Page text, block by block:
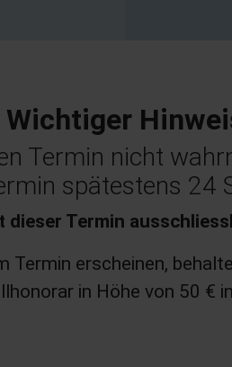
Wichtiger
Termin nicht
spätestens 24
dieser Termin
Termin erscheinen,
in Höhe von 50 €